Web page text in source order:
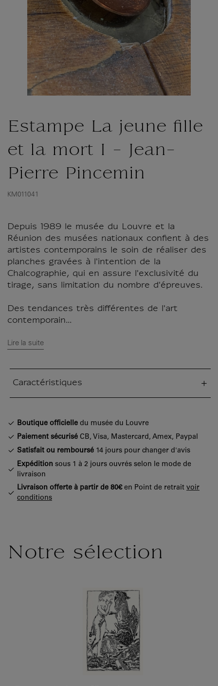
Estampe La jeune fille
et la mort I - Jean-
Pierre Pincemin
KM011041
Depuis 1989 le musée du Louvre et la
Réunion des musées nationaux confient à des
artistes contemporains le soin de réaliser des
planches gravées à l'intention de la
Chalcographie, qui en assure l'exclusivité du
tirage, sans limitation du nombre d'épreuves.
Des tendances très différentes de l'art
contemporain...
Lire la suite
Caractéristiques
fermée
Boutique officielle du musée du Louvre
Paiement sécurisé CB, Visa, Mastercard, Amex, Paypal
Satisfait ou remboursé 14 jours pour changer d'avis
Expédition sous 1 à 2 jours ouvrés selon le mode de
livraison
Livraison offerte à partir de 80€en Point de retrait voir
conditions
Notre sélection